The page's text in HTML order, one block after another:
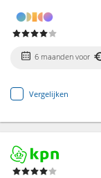
6 maanden voor
Vergelijken